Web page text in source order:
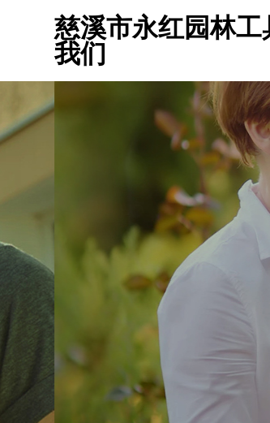
慈溪市永红园林工
我们